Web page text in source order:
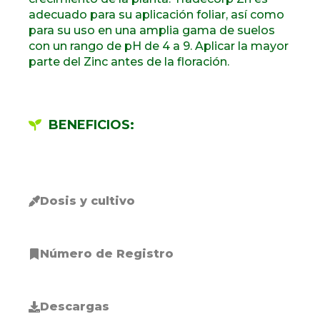
Dosis y cultivo
Número de Registro
Descargas
adecuado para su aplicación foliar, así como
para su uso en una amplia gama de suelos
con un rango de pH de 4 a 9. Aplicar la mayor
parte del Zinc antes de la floración.
BENEFICIOS: